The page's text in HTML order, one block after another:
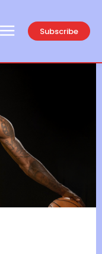
Subscribe